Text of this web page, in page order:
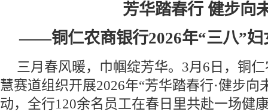
芳华踏春行 健步向
——铜仁农商银行2026年“三八”妇
三月春风暖，巾帼绽芳华。3月6日，铜
慧赛道组织开展2026年“芳华踏春行·健步向
动，全行120余名员工在春日里共赴一场健